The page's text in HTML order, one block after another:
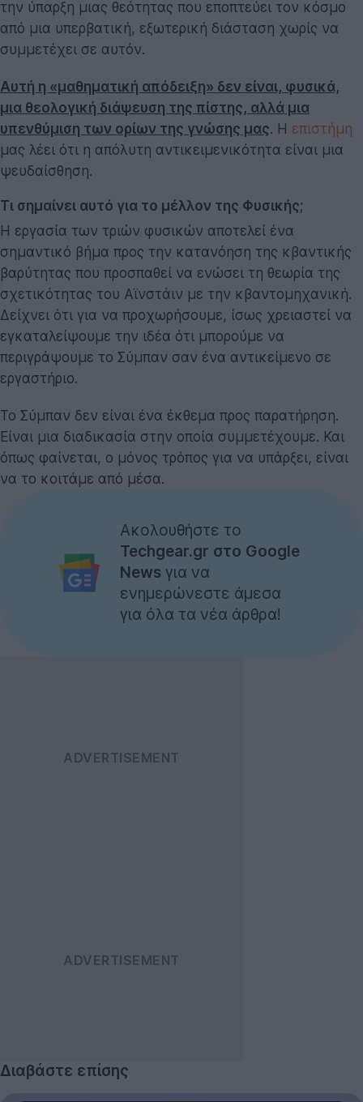
την ύπαρξη μιας θεότητας που εποπτεύει τον κόσμο
από μια υπερβατική, εξωτερική διάσταση χωρίς να
συμμετέχει σε αυτόν.
Αυτή η «μαθηματική απόδειξη» δεν είναι, φυσικά,
μια θεολογική διάψευση της πίστης, αλλά μια
υπενθύμιση των ορίων της γνώσης μας. Η επιστήμη
μας λέει ότι η απόλυτη αντικειμενικότητα είναι μια
ψευδαίσθηση.
Τι σημαίνει αυτό για το μέλλον της Φυσικής;
Η εργασία των τριών φυσικών αποτελεί ένα
σημαντικό βήμα προς την κατανόηση της κβαντικής
βαρύτητας που προσπαθεί να ενώσει τη θεωρία της
σχετικότητας του Αϊνστάιν με την κβαντομηχανική.
Δείχνει ότι για να προχωρήσουμε, ίσως χρειαστεί να
εγκαταλείψουμε την ιδέα ότι μπορούμε να
περιγράψουμε το Σύμπαν σαν ένα αντικείμενο σε
εργαστήριο.
Το Σύμπαν δεν είναι ένα έκθεμα προς παρατήρηση.
Είναι μια διαδικασία στην οποία συμμετέχουμε. Και
όπως φαίνεται, ο μόνος τρόπος για να υπάρξει, είναι
να το κοιτάμε από μέσα.
Ακολουθήστε το
Techgear.gr στο Google
News για να
ενημερώνεστε άμεσα
για όλα τα νέα άρθρα!
Διαβάστε επίσης